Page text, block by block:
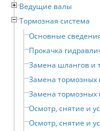
Ведущие валы
Тормозная система
Основные
Прокачка
Замена шлангов и
Замена тормозных
Замена тормозных
Осмотр, снятие и
Осмотр, снятие и